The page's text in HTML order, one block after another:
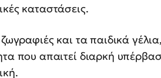
καταστάσεις.
και τα παιδικά
που απαιτεί διαρκή